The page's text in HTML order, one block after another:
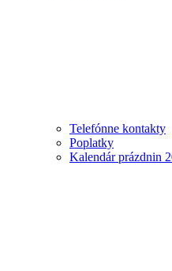
Telefónne kontakty
Poplatky
Kalendár prázdnin